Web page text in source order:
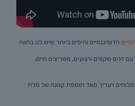
הדומיננטיים והיפים ביותר שיש לנו בחווה
דגים שקטים ורגועים, משריצים חיים,
מלוחים ויעריך מאד תוספת קטנה של מלח